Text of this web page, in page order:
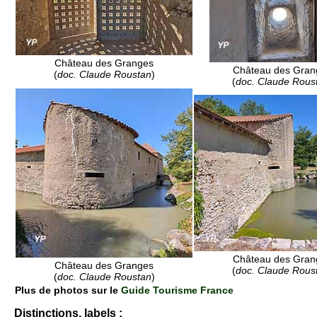
Château des Granges
(doc. Claude Roustan)
Château des
(doc. Claude
Château des Granges
(doc. Claude Roustan)
Château des
(doc. Claude
Plus de photos sur le Guide Tourisme France
Distinctions, labels :